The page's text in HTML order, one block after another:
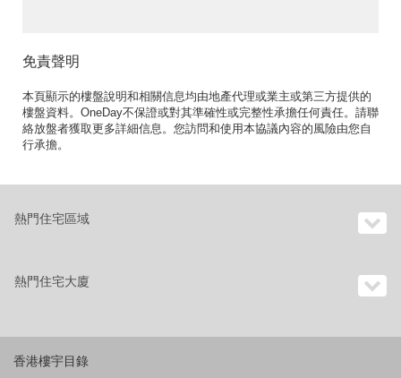
免責聲明
本頁顯示的樓盤說明和相關信息均由地產代理或業主或第三方提供的
樓盤資料。OneDay不保證或對其準確性或完整性承擔任何責任。請聯
絡放盤者獲取更多詳細信息。您訪問和使用本協議內容的風險由您自
行承擔。
熱門住宅區域
熱門住宅大廈
香港樓宇目錄